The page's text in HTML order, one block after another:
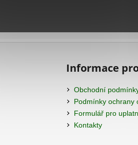
Informace
Obchodní
Podmínky ochrany
Formulář pro
Kontakty